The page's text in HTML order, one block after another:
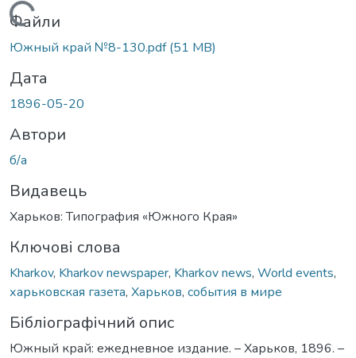
Вантажиться...
Файли
Южный край №8-130.pdf(51 MB)
Дата
1896-05-20
Автори
б/а
Видавець
Харьков: Типография «Южного Края»
Ключові слова
Kharkov, Kharkov newspaper, Kharkov news, World events,
харьковская газета, Харьков, события в мире
Бібліографічний опис
Южный край: ежедневное издание. – Харьков, 1896. –